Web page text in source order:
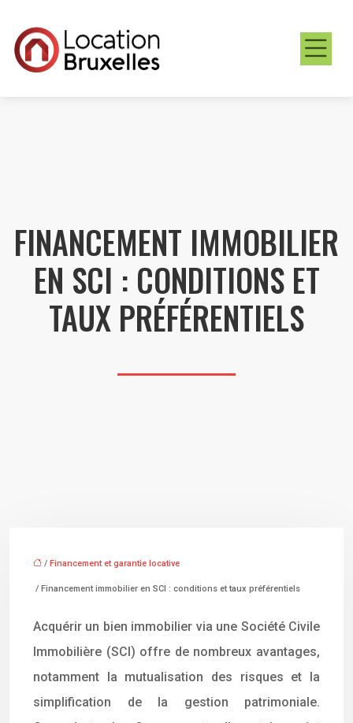
FINANCEMENT IMMOBILIER
EN SCI : CONDITIONS ET
TAUX PRÉFÉRENTIELS
/ Financement et garantie locative
/ Financement immobilier en SCI : conditions et taux préférentiels
Acquérir un bien immobilier via une Société Civile
Immobilière (SCI) offre de nombreux avantages,
notamment la mutualisation des risques et la
simplification de la gestion patrimoniale.